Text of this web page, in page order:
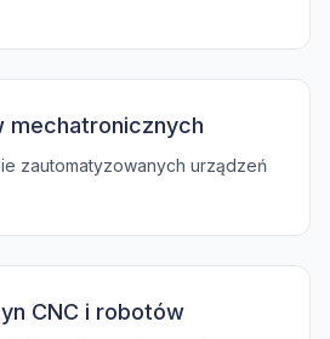
mechatronicznych
zautomatyzowanych urządzeń
CNC i robotów